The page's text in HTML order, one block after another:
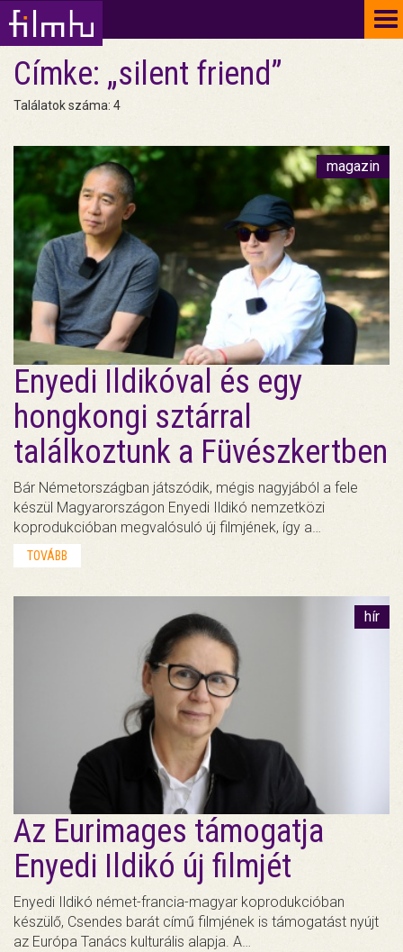
Címke: „silent friend”
Találatok száma: 4
magazin
Enyedi Ildikóval és egy
hongkongi sztárral
találkoztunk a Füvészkertben
Bár Németországban játszódik, mégis nagyjából a fele
készül Magyarországon Enyedi Ildikó nemzetközi
koprodukcióban megvalósuló új filmjének, így a…
TOVÁBB
hír
Az Eurimages támogatja
Enyedi Ildikó új filmjét
Enyedi Ildikó német-francia-magyar koprodukcióban
készülő, Csendes barát című filmjének is támogatást nyújt
az Európa Tanács kulturális alapja. A…